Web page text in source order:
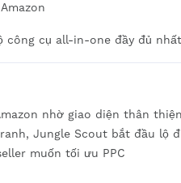
công cụ all-in-one đầy đủ
nhờ giao diện thân
Jungle Scout bắt đầu lộ
muốn tối ưu PPC